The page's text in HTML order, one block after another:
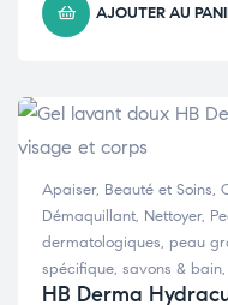
AJOUTER AU
Apaiser, Beauté et Soins,
Démaquillant, Nettoyer,
dermatologiques, peau
spécifique, savons & bain,
HB Derma